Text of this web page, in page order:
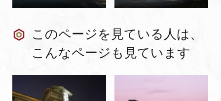
このページを見ている人は、
こんなページも見ています